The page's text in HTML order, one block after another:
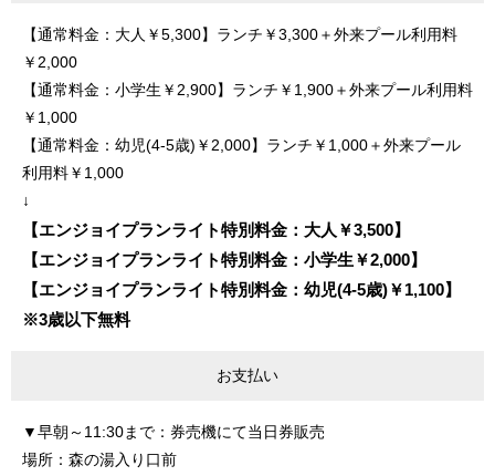
【通常料金：大人￥5,300】ランチ￥3,300＋外来プール利用料
￥2,000
【通常料金：小学生￥2,900】ランチ￥1,900＋外来プール利用料
￥1,000
【通常料金：幼児(4-5歳)￥2,000】ランチ￥1,000＋外来プール
利用料￥1,000
↓
【エンジョイプランライト特別料金：大人￥3,500】
【エンジョイプランライト特別料金：小学生￥2,000】
【エンジョイプランライト特別料金：幼児(4-5歳)￥1,100】
※3歳以下無料
お支払い
▼早朝～11:30まで：券売機にて当日券販売
場所：森の湯入り口前